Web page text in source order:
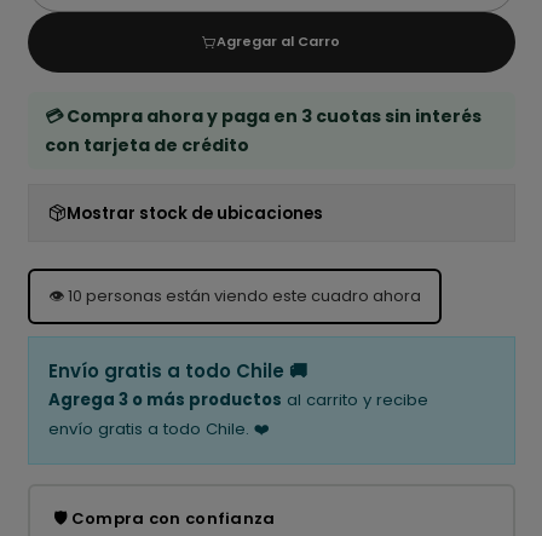
Agregar al Carro
💳 Compra ahora y paga en 3 cuotas sin interés
con tarjeta de crédito
Mostrar stock de ubicaciones
👁️10 personas están viendo este cuadro ahora
Envío gratis a todo Chile 🚚
Agrega 3 o más productos al carrito y recibe
envío gratis a todo Chile. ❤️
🛡️ Compra con confianza